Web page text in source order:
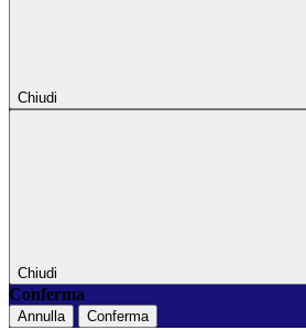
Chiudi
Chiudi
Conferma
Annulla Conferma